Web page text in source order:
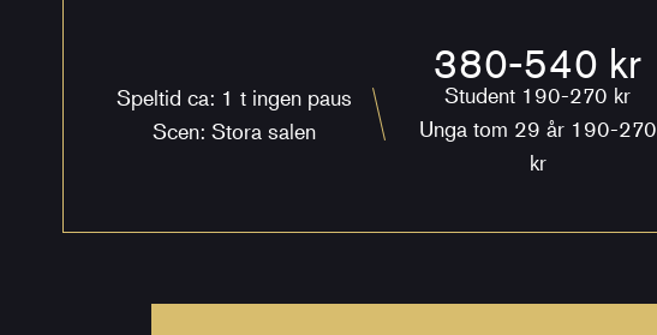
Speltid ca: 1 t ingen paus
Scen: Stora salen
380-540 kr
Student 190-270 kr
Unga tom 29 år 190-270
kr